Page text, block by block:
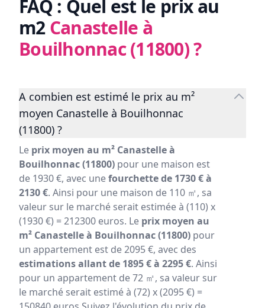
FAQ : Quel est le prix au
m2Canastelle à
Bouilhonnac (11800)?
A combien est estimé le prix au m²
moyen Canastelle à Bouilhonnac
(11800) ?
Le prix moyen au m² Canastelle à
Bouilhonnac (11800) pour une maison est
de 1930 €, avec unefourchette de 1730 € à
2130 €. Ainsi pour une maison de 110 ㎡, sa
valeur sur le marché serait estimée à (110) x
(1930 €) = 212300 euros. Le prix moyen au
m² Canastelle à Bouilhonnac (11800) pour
un appartement est de 2095 €, avec des
estimations allant de 1895 € à 2295 €. Ainsi
pour un appartement de 72 ㎡, sa valeur sur
le marché serait estimé à (72) x (2095 €) =